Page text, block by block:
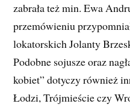
zabrała też min. Ewa
przemówieniu
lokatorskich Jolanty
Podobne sojusze oraz
kobiet” dotyczy również
Łodzi, Trójmieście czy